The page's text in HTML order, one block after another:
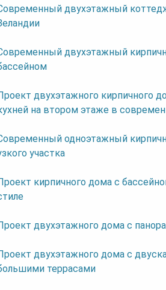
двухэтажный
двухэтажный
двухэтажного кирпичного
на втором этаже в
одноэтажный
участка
кирпичного дома с
двухэтажного дома с
двухэтажного дома с
террасами